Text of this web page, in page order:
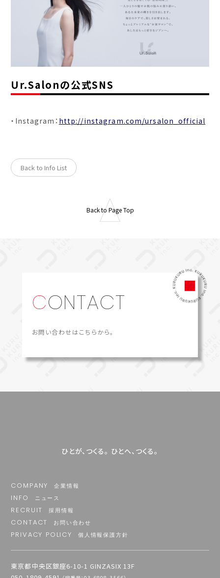
Ur.Salonの公式SNS
・Instagram： http://instagram.com/ursalon_official
Back to Info List
Back to Page Top
CONTACT
お問い合わせはこちらから。
ひとが、つくる。​ ひとへ、つくる。​
COMPANY 企業情報
INFO ニュース
RECRUIT 採用情報
CONTACT お問い合わせ
PRIVACY POLICY 個人情報保護方針
東京都中央区銀座6-10-1 GINZASIX 13F